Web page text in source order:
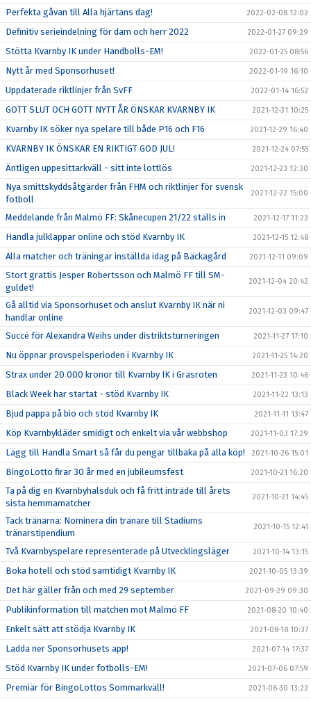
Perfekta gåvan till Alla hjärtans dag! 2022-02-08 12:02
Definitiv serieindelning för dam och herr 2022 2022-01-27 09:29
Stötta Kvarnby IK under Handbolls-EM! 2022-01-25 08:56
Nytt år med Sponsorhuset! 2022-01-19 16:10
Uppdaterade riktlinjer från SvFF 2022-01-14 16:52
GOTT SLUT OCH GOTT NYTT ÅR ÖNSKAR KVARNBY IK 2021-12-31 10:25
Kvarnby IK söker nya spelare till både P16 och F16 2021-12-29 16:40
KVARNBY IK ÖNSKAR EN RIKTIGT GOD JUL! 2021-12-24 07:55
Äntligen uppesittarkväll - sitt inte lottlös 2021-12-23 12:30
Nya smittskyddsåtgärder från FHM och riktlinjer för svensk
fotboll
2021-12-22 15:00
Meddelande från Malmö FF: Skånecupen 21/22 ställs in 2021-12-17 11:23
Handla julklappar online och stöd Kvarnby IK 2021-12-15 12:48
Alla matcher och träningar inställda idag på Bäckagård 2021-12-11 09:09
Stort grattis Jesper Robertsson och Malmö FF till SM-
guldet!
2021-12-04 20:42
Gå alltid via Sponsorhuset och anslut Kvarnby IK när ni
handlar online
2021-12-03 09:47
Succé för Alexandra Weihs under distriktsturneringen 2021-11-27 17:10
Nu öppnar provspelsperioden i Kvarnby IK 2021-11-25 14:20
Strax under 20 000 kronor till Kvarnby IK i Gräsroten 2021-11-23 10:46
Black Week har startat - stöd Kvarnby IK 2021-11-22 13:13
Bjud pappa på bio och stöd Kvarnby IK 2021-11-11 13:47
Köp Kvarnbykläder smidigt och enkelt via vår webbshop 2021-11-03 17:29
Lägg till Handla Smart så får du pengar tillbaka på alla köp! 2021-10-26 15:01
BingoLotto firar 30 år med en jubileumsfest 2021-10-21 16:20
Ta på dig en Kvarnbyhalsduk och få fritt inträde till årets
sista hemmamatcher
2021-10-21 14:45
Tack tränarna: Nominera din tränare till Stadiums
tränarstipendium
2021-10-15 12:41
Två Kvarnbyspelare representerade på Utvecklingsläger 2021-10-14 13:15
Boka hotell och stöd samtidigt Kvarnby IK 2021-10-05 13:39
Det här gäller från och med 29 september 2021-09-29 09:30
Publikinformation till matchen mot Malmö FF 2021-08-20 10:40
Enkelt sätt att stödja Kvarnby IK 2021-08-18 10:37
Ladda ner Sponsorhusets app! 2021-07-14 17:37
Stöd Kvarnby IK under fotbolls-EM! 2021-07-06 07:59
Premiär för BingoLottos Sommarkväll! 2021-06-30 13:22